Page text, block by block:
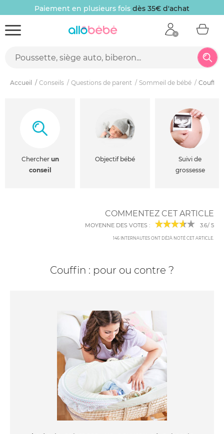
Paiement en plusieurs fois dès 35€ d'achat
Accueil Conseils Questions de parent Sommeil de bébé Couffin
Chercher un
conseil
Objectif bébé
Suivi de
grossesse
COMMENTEZ CET ARTICLE
MOYENNE DES VOTES : 3.6/ 5
146 INTERNAUTES ONT DÉJÀ NOTÉ CET ARTICLE.
Couffin : pour ou contre ?